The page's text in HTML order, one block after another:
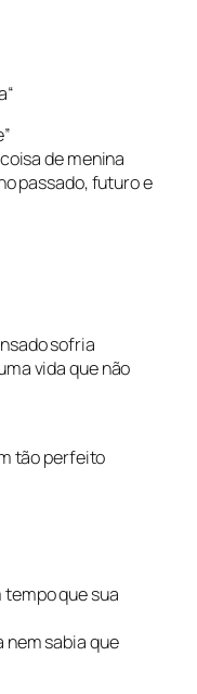
“
de menina
passado, futuro e
sofria
vida que não
tão perfeito
tempo que sua
sabia que